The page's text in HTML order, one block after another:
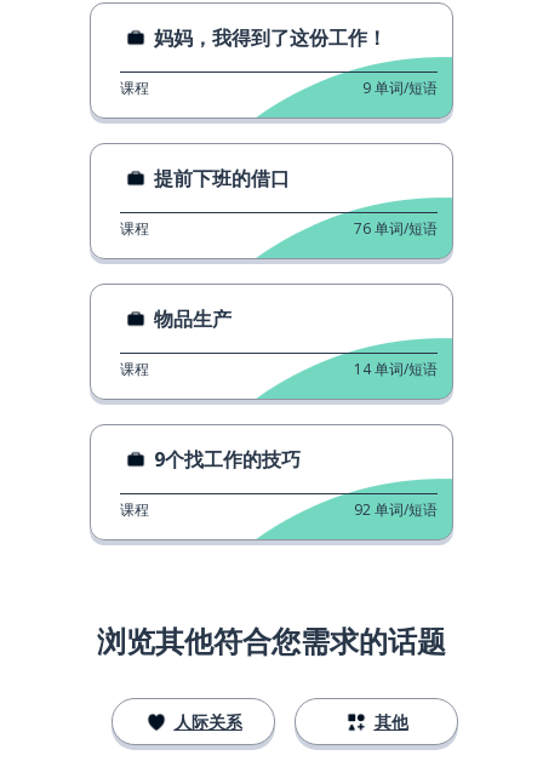
妈妈，我得到了这份工作！
课程 9单词/短语
提前下班的借口
课程 76单词/短语
物品生产
课程 14单词/短语
9个找工作的技巧
课程 92单词/短语
浏览其他符合您需求的话题
人际关系 其他